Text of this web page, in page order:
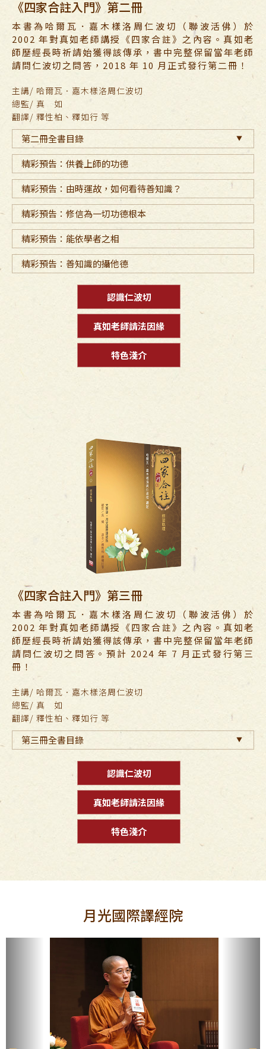
《四家合註入門》第二冊
本書為哈爾瓦．嘉木樣洛周仁波切（聯波活佛）於
2002 年對真如老師講授《四家合註》之內容。真如老
師歷經長時祈請始獲得該傳承，書中完整保留當年老師
請問仁波切之問答，2018 年 10 月正式發行第二冊！
主講/ 哈爾瓦．嘉木樣洛周仁波切
總監/ 真 如
翻譯/ 釋性柏、釋如行 等
第二冊全書目錄
精彩預告：供養上師的功德
精彩預告：由時運故，如何看待善知識？
精彩預告：修信為一切功德根本
精彩預告：能依學者之相
精彩預告：善知識的攝他德
認識仁波切
真如老師請法因緣
特色淺介
《四家合註入門》第三冊
本書為哈爾瓦．嘉木樣洛周仁波切（聯波活佛）於
2002 年對真如老師講授《四家合註》之內容。真如老
師歷經長時祈請始獲得該傳承，書中完整保留當年老師
請問仁波切之問答。預計 2024 年 7 月正式發行第三
冊！
主講/ 哈爾瓦．嘉木樣洛周仁波切
總監/ 真 如
翻譯/ 釋性柏、釋如行 等
第三冊全書目錄
認識仁波切
真如老師請法因緣
特色淺介
月光國際譯經院